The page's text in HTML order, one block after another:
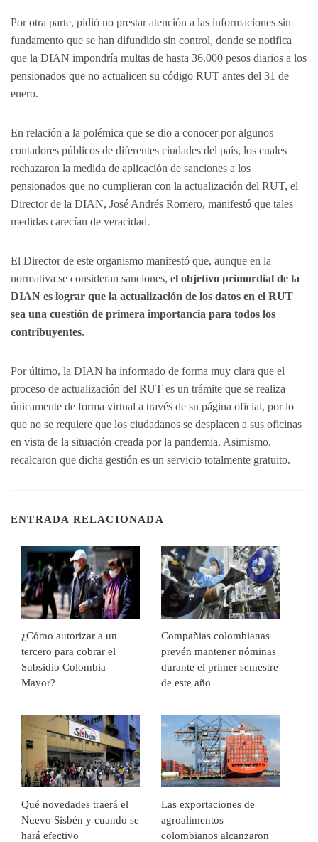
Por otra parte, pidió no prestar atención a las informaciones sin
fundamento que se han difundido sin control, donde se notifica
que la DIAN impondría multas de hasta 36.000 pesos diarios a los
pensionados que no actualicen su código RUT antes del 31 de
enero.
En relación a la polémica que se dio a conocer por algunos
contadores públicos de diferentes ciudades del país, los cuales
rechazaron la medida de aplicación de sanciones a los
pensionados que no cumplieran con la actualización del RUT, el
Director de la DIAN, José Andrés Romero, manifestó que tales
medidas carecían de veracidad.
El Director de este organismo manifestó que, aunque en la
normativa se consideran sanciones, el objetivo primordial de la
DIAN es lograr que la actualización de los datos en el RUT
sea una cuestión de primera importancia para todos los
contribuyentes.
Por último, la DIAN ha informado de forma muy clara que el
proceso de actualización del RUT es un trámite que se realiza
únicamente de forma virtual a través de su página oficial, por lo
que no se requiere que los ciudadanos se desplacen a sus oficinas
en vista de la situación creada por la pandemia. Asimismo,
recalcaron que dicha gestión es un servicio totalmente gratuito.
ENTRADA RELACIONADA
¿Cómo autorizar a un
tercero para cobrar el
Subsidio Colombia
Mayor?
Compañias colombianas
prevén mantener nóminas
durante el primer semestre
de este año
Qué novedades traerá el
Nuevo Sisbén y cuando se
hará efectivo
Las exportaciones de
agroalimentos
colombianos alcanzaron